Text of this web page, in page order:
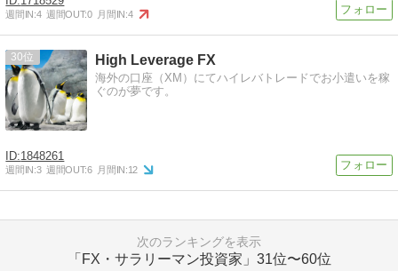
週間IN:4 週間OUT:0 月間IN:4
30 High Leverage FX
海外の口座（XM）にてハイレバトレードでお小遣いを稼
ぐのが夢です。
1848261
週間IN:3 週間OUT:6 月間IN:12
次のランキングを表示
「FX・サラリーマン投資家」 31位〜60位